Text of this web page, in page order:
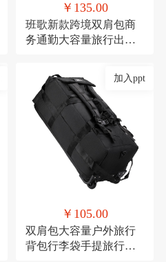
￥135.00
班歌新款跨境双肩包商
务通勤大容量旅行出差
加入ppt
￥105.00
双肩包大容量户外旅行
背包行李袋手提旅行包